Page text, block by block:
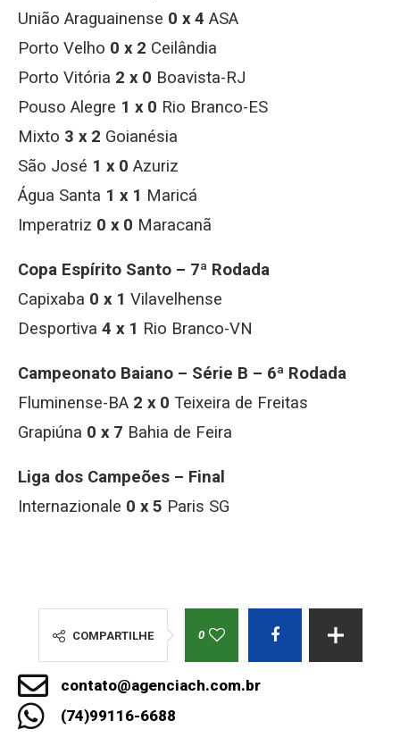
União Araguainense 0 x 4 ASA
Porto Velho 0 x 2 Ceilândia
Porto Vitória 2 x 0 Boavista-RJ
Pouso Alegre 1 x 0 Rio Branco-ES
Mixto 3 x 2 Goianésia
São José 1 x 0 Azuriz
Água Santa 1 x 1 Maricá
Imperatriz 0 x 0 Maracanã
Copa Espírito Santo – 7ª Rodada
Capixaba 0 x 1 Vilavelhense
Desportiva 4 x 1 Rio Branco-VN
Campeonato Baiano – Série B – 6ª Rodada
Fluminense-BA 2 x 0 Teixeira de Freitas
Grapiúna 0 x 7 Bahia de Feira
Liga dos Campeões – Final
Internazionale 0 x 5 Paris SG
COMPARTILHE 0
contato@agenciach.com.br
(74)99116-6688